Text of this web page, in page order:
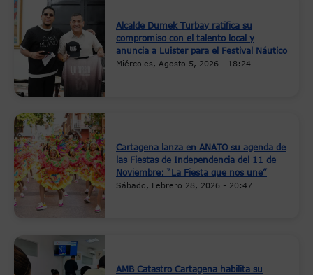
Alcalde Dumek Turbay ratifica su
compromiso con el talento local y
anuncia a Luister para el Festival Náutico
Miércoles, Agosto 5, 2026 - 18:24
Cartagena lanza en ANATO su agenda de
las Fiestas de Independencia del 11 de
Noviembre: “La Fiesta que nos une”
Sábado, Febrero 28, 2026 - 20:47
AMB Catastro Cartagena habilita su